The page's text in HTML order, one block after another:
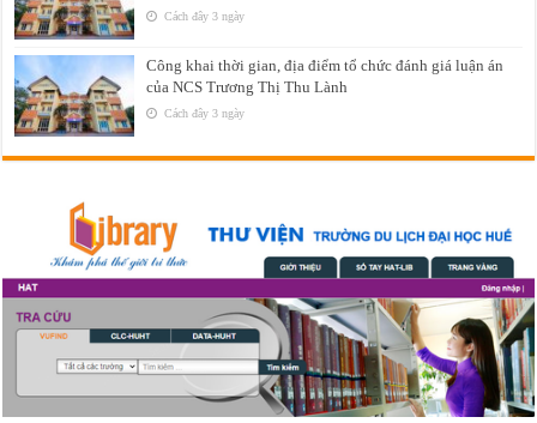
Cách đây 3 ngày
Công khai thời gian, địa điểm tổ chức đánh giá luận án
của NCS Trương Thị Thu Lành
Cách đây 3 ngày